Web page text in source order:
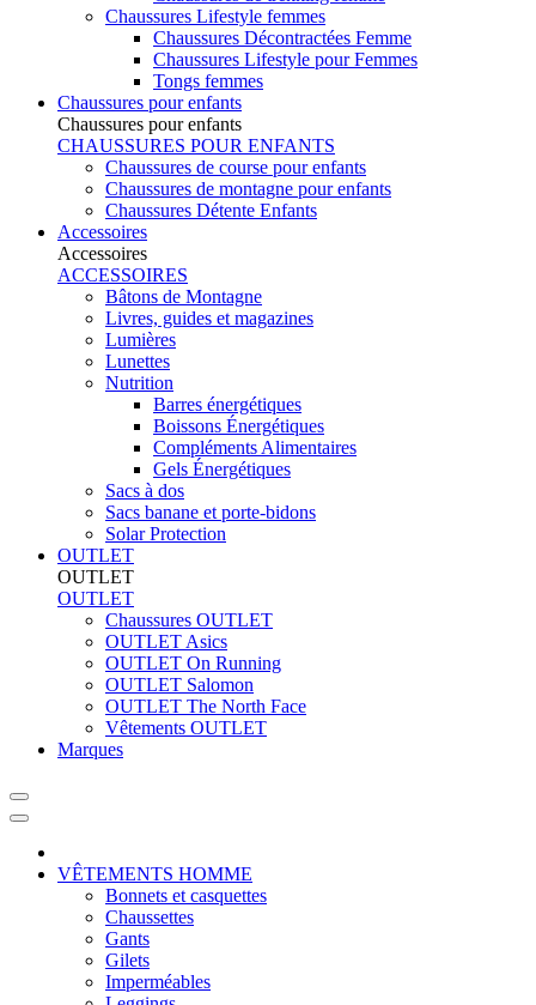
Chaussures Lifestyle femmes
Chaussures Décontractées Femme
Chaussures Lifestyle pour Femmes
Tongs femmes
Chaussures pour enfants
Chaussures pour enfants
CHAUSSURES POUR ENFANTS
Chaussures de course pour enfants
Chaussures de montagne pour enfants
Chaussures Détente Enfants
Accessoires
Accessoires
ACCESSOIRES
Bâtons de Montagne
Livres, guides et magazines
Lumières
Lunettes
Nutrition
Barres énergétiques
Boissons Énergétiques
Compléments Alimentaires
Gels Énergétiques
Sacs à dos
Sacs banane et porte-bidons
Solar Protection
OUTLET
OUTLET
OUTLET
Chaussures OUTLET
OUTLET Asics
OUTLET On Running
OUTLET Salomon
OUTLET The North Face
Vêtements OUTLET
Marques
VÊTEMENTS HOMME
Bonnets et casquettes
Chaussettes
Gants
Gilets
Imperméables